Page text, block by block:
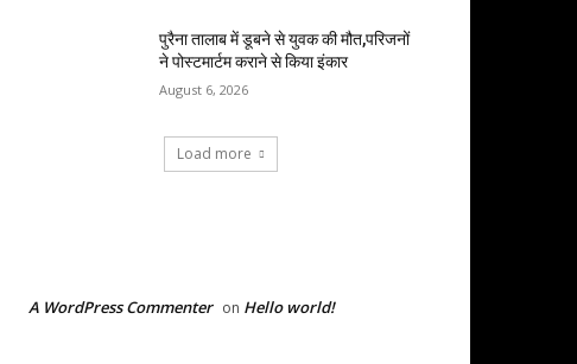
पुरैना तालाब में डूबने से युवक की मौत,परिजनों
ने पोस्टमार्टम कराने से किया इंकार
August 6, 2026
Load more
A WordPress Commenter on Hello world!